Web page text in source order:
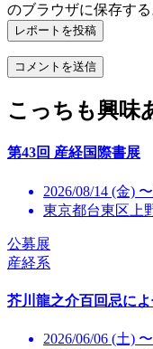
のブラウザに保存する
レポートを投稿
こっちも興味
第43回 産経国際書展
2026/08/14 (金)
東京都台東区上
公募展
産経系
芥川龍之介百回忌に
2026/06/06 (土)